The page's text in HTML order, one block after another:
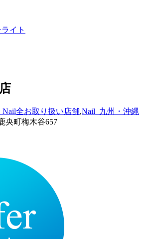
イト
全お取り扱い店舗,Nail_九州・沖縄
央町梅木谷657